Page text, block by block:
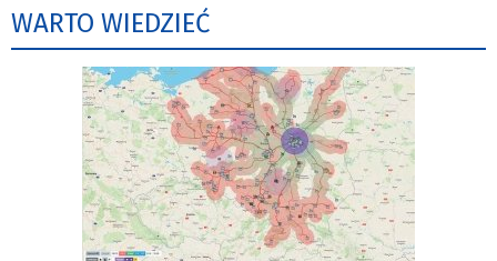
WARTO WIEDZIEĆ